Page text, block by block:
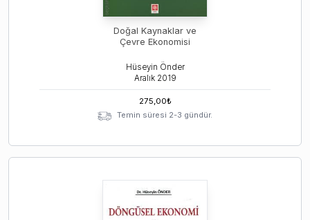
Doğal Kaynaklar ve
Çevre Ekonomisi
Hüseyin Önder
Aralık 2019
275,00₺
Temin süresi 2-3 gündür.